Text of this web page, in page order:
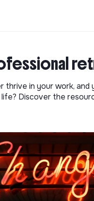
thrive in your work,
Discover the